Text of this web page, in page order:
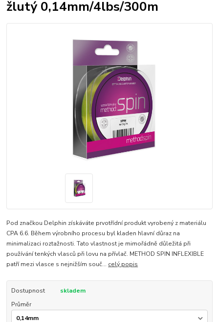
žlutý 0,14mm/4lbs/300m
Pod značkou Delphin získáváte prvotřídní produkt vyrobený z materiálu
CPA 6.6. Během výrobního procesu byl kladen hlavní důraz na
minimalizaci roztažnosti. Tato vlastnost je mimořádně důležitá při
používání tenkých vlasců při lovu na přívlač. METHOD SPIN INFLEXIBLE
patří mezi vlasce s nejnižším souč... celý popis
Dostupnost
skladem
Průměr